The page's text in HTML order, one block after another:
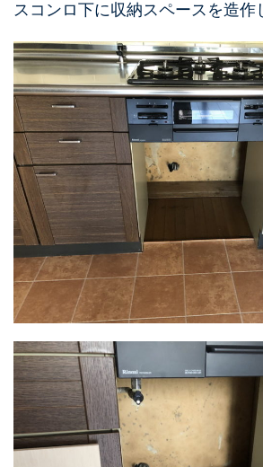
スコンロ下に収納スペースを造作